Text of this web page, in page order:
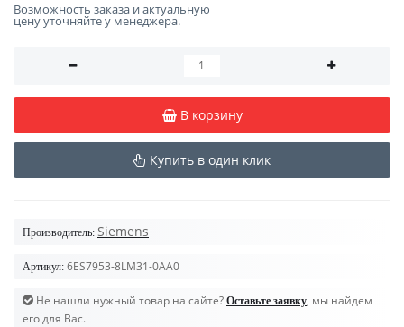
Возможность заказа и актуальную
цену уточняйте у менеджера.
В корзину
Купить в один клик
Производитель: Siemens
Артикул: 6ES7953-8LM31-0AA0
Не нашли нужный товар на сайте? Оставьте заявку, мы найдем
его для Вас.